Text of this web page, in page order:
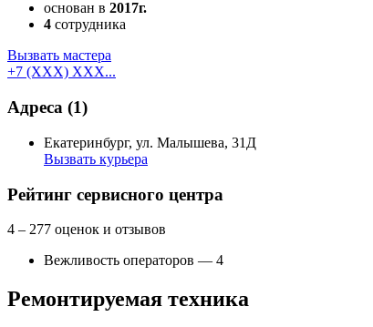
основан в 2017г.
4 сотрудника
Вызвать мастера
+7 (XXX) XXX...
Адреса (1)
Екатеринбург, ул. Малышева, 31Д
Вызвать курьера
Как добраться Создать свою карту
Рейтинг сервисного центра
4 – 277 оценок и отзывов
Вежливость операторов — 4
Ремонтируемая техника